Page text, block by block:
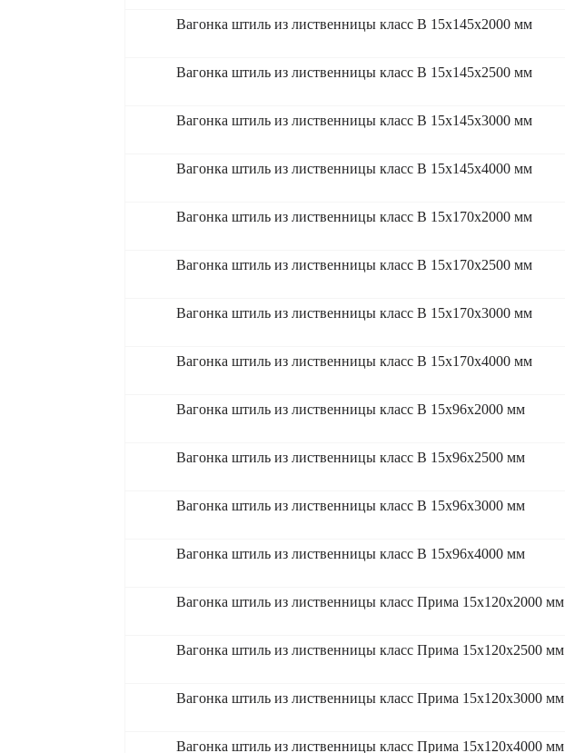
Вагонка штиль из лиственницы класс В 15x145x2000 мм
Вагонка штиль из лиственницы класс В 15x145x2500 мм
Вагонка штиль из лиственницы класс В 15x145x3000 мм
Вагонка штиль из лиственницы класс В 15x145x4000 мм
Вагонка штиль из лиственницы класс В 15x170x2000 мм
Вагонка штиль из лиственницы класс В 15x170x2500 мм
Вагонка штиль из лиственницы класс В 15x170x3000 мм
Вагонка штиль из лиственницы класс В 15x170x4000 мм
Вагонка штиль из лиственницы класс В 15x96x2000 мм
Вагонка штиль из лиственницы класс В 15x96x2500 мм
Вагонка штиль из лиственницы класс В 15x96x3000 мм
Вагонка штиль из лиственницы класс В 15x96x4000 мм
Вагонка штиль из лиственницы класс Прима 15x120x2000 мм
Вагонка штиль из лиственницы класс Прима 15x120x2500 мм
Вагонка штиль из лиственницы класс Прима 15x120x3000 мм
Вагонка штиль из лиственницы класс Прима 15x120x4000 мм